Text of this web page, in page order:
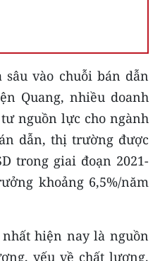
vào chuỗi bán dẫn
Quang, nhiều doanh
nguồn lực cho ngành
dẫn, thị trường được
trong giai đoạn 2021-
khoảng 6,5%/năm
hiện nay là nguồn
yếu về chất lượng.